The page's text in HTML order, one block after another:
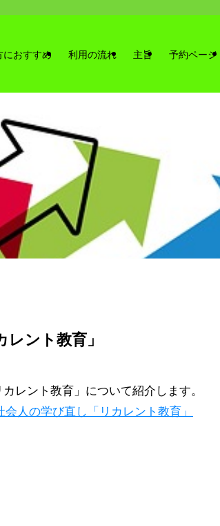
におすすめ 利用の流れ 主旨 予約ページ
ント教育」
レント教育」について紹介します。
人の学び直し「リカレント教育」